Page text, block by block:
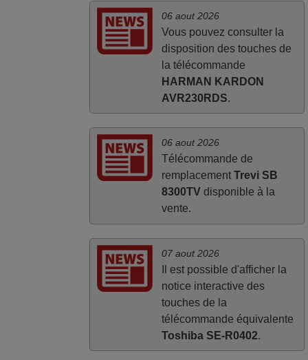
06 aout 2026
Vous pouvez consulter la
disposition des touches de
la télécommande
HARMAN KARDON
AVR230RDS.
06 aout 2026
Télécommande de
remplacement Trevi SB
8300TVdisponible à la
vente.
07 aout 2026
Il est possible d'afficher la
notice interactive des
touches de la
télécommande équivalente
Toshiba SE-R0402.